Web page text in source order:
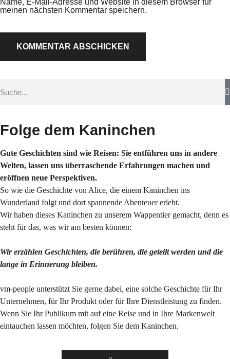
meinen nächsten Kommentar speichern.
Folge dem Kaninchen
Gute Geschichten sind wie Reisen: Sie entführen uns in andere
Welten, lassen uns überraschende Erfahrungen machen und
eröffnen neue Perspektiven.
So wie die Geschichte von Alice, die einem Kaninchen ins
Wunderland folgt und dort spannende Abenteuer erlebt.
Wir haben dieses Kaninchen zu unserem Wappentier gemacht, denn es
steht für das, was wir am besten können:
Wir erzählen Geschichten, die berühren, die geteilt werden und die
lange in Erinnerung bleiben.
vm-people unterstützt Sie gerne dabei, eine solche Geschichte für Ihr
Unternehmen, für Ihr Produkt oder für Ihre Dienstleistung zu finden.
Wenn Sie Ihr Publikum mit auf eine Reise und in Ihre Markenwelt
eintauchen lassen möchten, folgen Sie dem Kaninchen.